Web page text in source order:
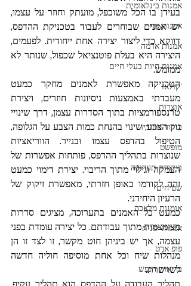
אמנות בינלאומית
אמנות גוף
אמנות אדמה
אמנות חיות בעלי חיים
'קולאז
אוצרות
ביקור סטודיו
מופשט
ביקורת תערוכה
שטיחים
אומנות מלאכה
אמנות יפנית
פופ ארט
בריאות הנפש
ממומש.
הרעיון היחידני.
לשרשרת.